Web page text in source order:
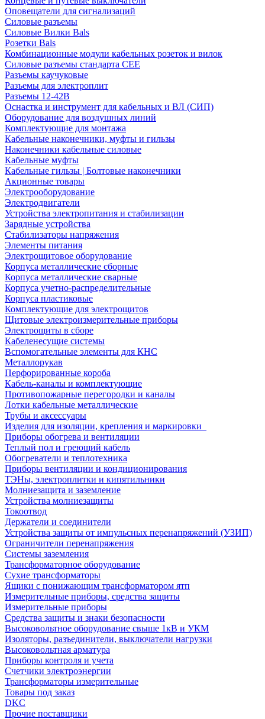
Оповещатели для сигнализаций
Силовые разъемы
Силовые Вилки Bals
Розетки Bals
Комбинационные модули кабельных розеток и вилок
Силовые разъемы стандарта CEE
Разъемы каучуковые
Разъемы для электроплит
Разъемы 12-42В
Оснастка и инструмент для кабельных и ВЛ (СИП)
Оборудование для воздушных линий
Комплектующие для монтажа
Кабельные наконечники, муфты и гильзы
Наконечники кабельные силовые
Кабельные муфты
Кабельные гильзы | Болтовые наконечники
Акционные товары
Электрооборудование
Электродвигатели
Устройства электропитания и стабилизации
Зарядные устройства
Стабилизаторы напряжения
Элементы питания
Электрощитовое оборудование
Корпуса металлические сборные
Корпуса металлические сварные
Корпуса учетно-распределительные
Корпуса пластиковые
Комплектующие для электрощитов
Щитовые электроизмерительные приборы
Электрощиты в сборе
Кабеленесущие системы
Вспомогательные элементы для КНС
Металлорукав
Перфорированные короба
Кабель-каналы и комплектующие
Противопожарные перегородки и каналы
Лотки кабельные металлические
Трубы и аксессуары
Изделия для изоляции, крепления и маркировки
Приборы обогрева и вентиляции
Теплый пол и греющий кабель
Обогреватели и теплотехника
Приборы вентиляции и кондиционирования
ТЭНы, электроплитки и кипятильники
Молниезащита и заземление
Устройства молниезащиты
Токоотвод
Держатели и соединители
Устройства защиты от импульсных перенапряжений (УЗИП)
Ограничители перенапряжения
Системы заземления
Трансформаторное оборудование
Сухие трансформаторы
Ящики с понижающим трансформатором ятп
Измерительные приборы, средства защиты
Измерительные приборы
Средства защиты и знаки безопасности
Высоковольтное оборудование свыше 1кВ и УКМ
Изоляторы, разъединители, выключатели нагрузки
Высоковольтная арматура
Приборы контроля и учета
Счетчики электроэнергии
Трансформаторы измерительные
Товары под заказ
DKC
Прочие поставщики